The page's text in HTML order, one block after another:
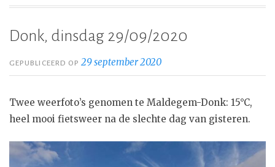
Donk, dinsdag 29/09/2020
GEPUBLICEERD OP29 september 2020
Twee weerfoto’s genomen te Maldegem-Donk: 15°C,
heel mooi fietsweer na de slechte dag van gisteren.